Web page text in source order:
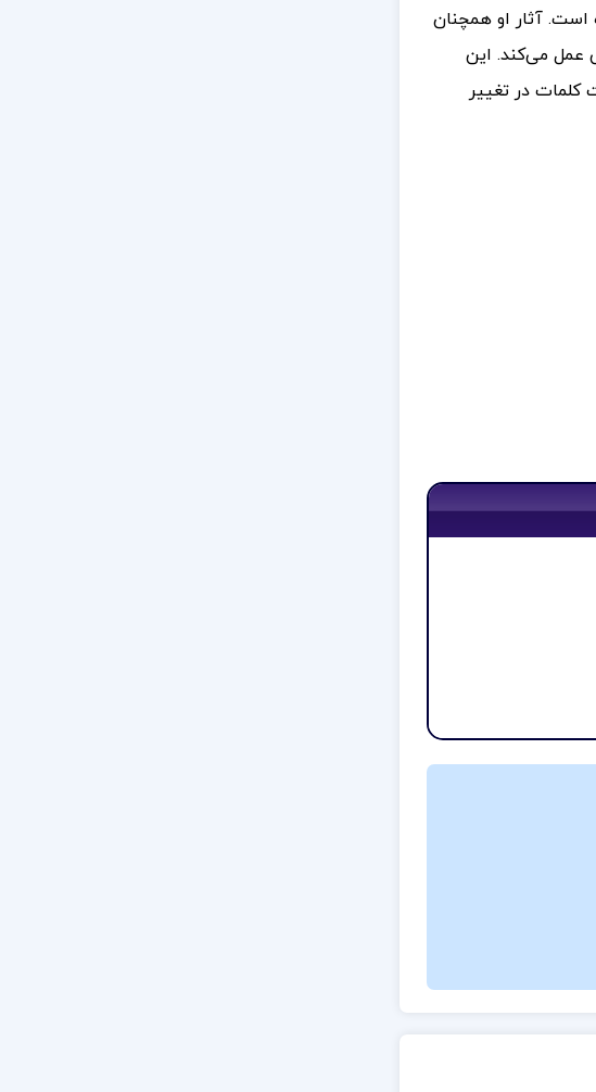
است. آثار او همچنان
عمل می‌کند. این
کلمات در تغییر